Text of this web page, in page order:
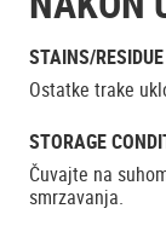
STAINS/RESIDUE
Ostatke trake
STORAGE
Čuvajte na
smrzavanja.